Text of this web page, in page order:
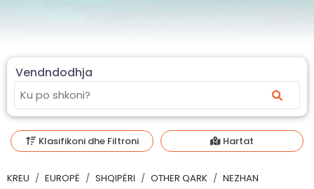
Vendndodhja
Klasifikoni dhe Filtroni Hartat
KREU EUROPË SHQIPËRI OTHER QARK NEZHAN